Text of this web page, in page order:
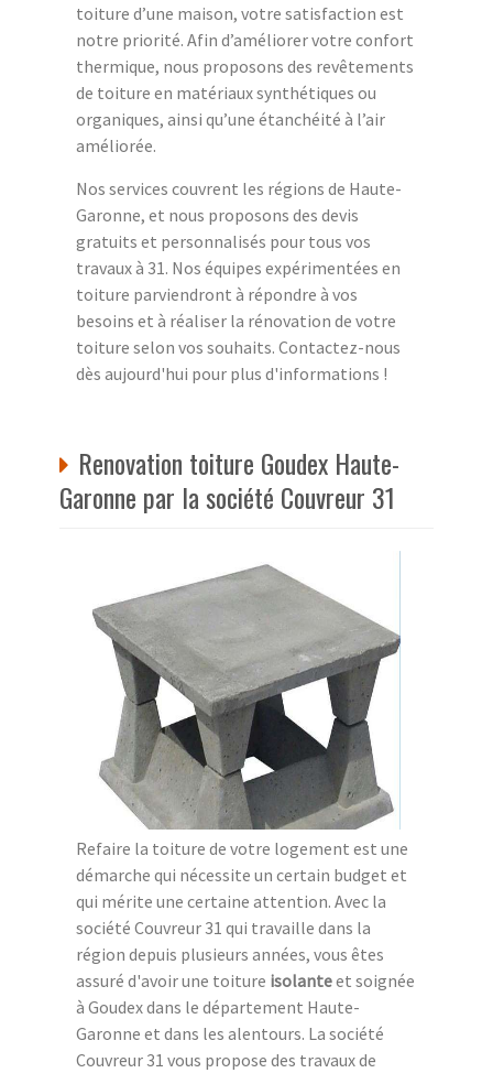
toiture d’une maison, votre satisfaction est
notre priorité. Afin d’améliorer votre confort
thermique, nous proposons des revêtements
de toiture en matériaux synthétiques ou
organiques, ainsi qu’une étanchéité à l’air
améliorée.
Nos services couvrent les régions de Haute-
Garonne, et nous proposons des devis
gratuits et personnalisés pour tous vos
travaux à 31. Nos équipes expérimentées en
toiture parviendront à répondre à vos
besoins et à réaliser la rénovation de votre
toiture selon vos souhaits. Contactez-nous
dès aujourd'hui pour plus d'informations !
Renovation toiture Goudex Haute-
Garonne par la société Couvreur 31
Refaire la toiture de votre logement est une
démarche qui nécessite un certain budget et
qui mérite une certaine attention. Avec la
société Couvreur 31 qui travaille dans la
région depuis plusieurs années, vous êtes
assuré d'avoir une toiture isolanteet soignée
à Goudex dans le département Haute-
Garonne et dans les alentours. La société
Couvreur 31 vous propose des travaux de